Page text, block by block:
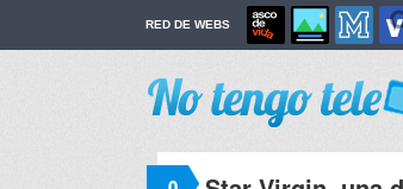
RED DE WEBS